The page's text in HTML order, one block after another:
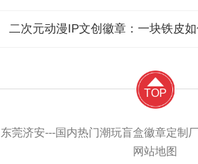
TOP
东莞济安---国内热门潮玩盲盒徽章
网站地图